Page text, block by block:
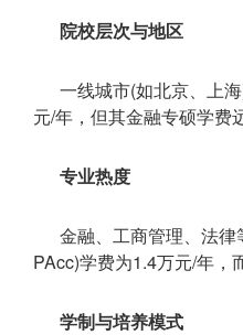
院校层次与地区
一线城市(如北京、上
元/年，但其金融专硕学费
专业热度
金融、工商管理、法
PAcc)学费为1.4万元/年，
学制与培养模式